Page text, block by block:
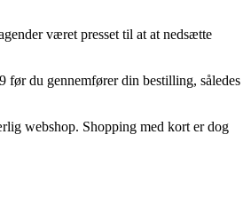
været presset til at at nedsætte
før du gennemfører din bestilling, således
webshop. Shopping med kort er dog